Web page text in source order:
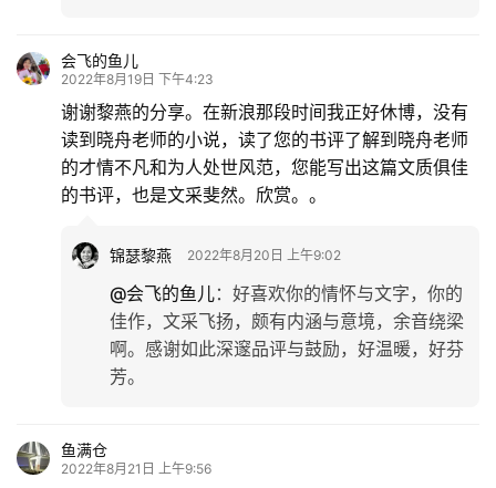
会飞的鱼儿
2022年8月19日 下午4:23
谢谢黎燕的分享。在新浪那段时间我正好休博，没有
读到晓舟老师的小说，读了您的书评了解到晓舟老师
的才情不凡和为人处世风范，您能写出这篇文质俱佳
的书评，也是文采斐然。欣赏。。
锦瑟黎燕 2022年8月20日 上午9:02
@会飞的鱼儿： 好喜欢你的情怀与文字，你的
佳作，文采飞扬，颇有内涵与意境，余音绕梁
啊。感谢如此深邃品评与鼓励，好温暖，好芬
芳。
鱼满仓
2022年8月21日 上午9:56